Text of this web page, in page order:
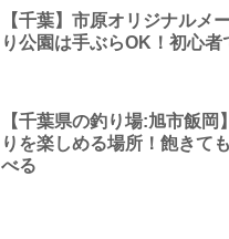
【千葉】市原オリジナルメ
り公園は手ぶらOK！初心者
【千葉県の釣り場:旭市飯岡
りを楽しめる場所！飽きて
べる